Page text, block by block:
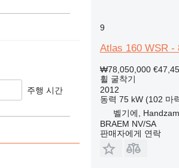
주행 시간
9
Atlas 160 WSR -
₩78,050,000
휠 굴착기
2012
동력 75 kW (102 마
벨기에,
BRAEM NV/SA
판매자에게 연락